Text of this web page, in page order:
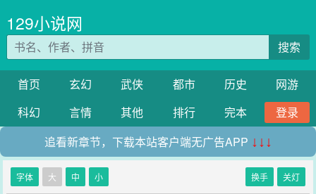
129小说网
搜索
首页 玄幻 武侠 都市 历史
网游
科幻
言情 其他 排行 完本
登录
追看新章节，下载本站客户端无广告APP ↓↓↓
字体 大 中 小 换手 关灯